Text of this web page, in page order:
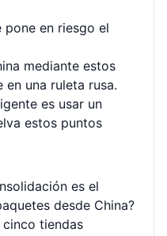
pone en riesgo el
mediante estos
una ruleta rusa.
es usar un
estos puntos
es el
desde China?
cinco tiendas